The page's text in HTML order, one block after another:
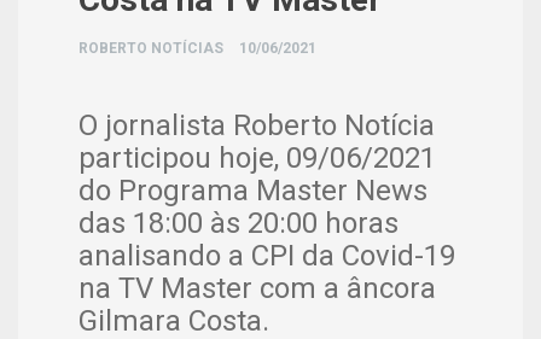
ROBERTO NOTÍCIAS 10/06/2021
O jornalista Roberto Notícia
participou hoje, 09/06/2021
do Programa Master News
das 18:00 às 20:00 horas
analisando a CPI da Covid-19
na TV Master com a âncora
Gilmara Costa.